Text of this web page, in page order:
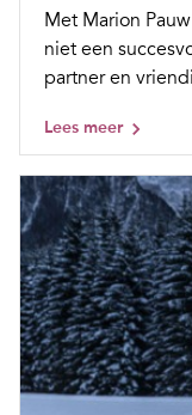
Met Marion
niet een
partner en
Lees meer